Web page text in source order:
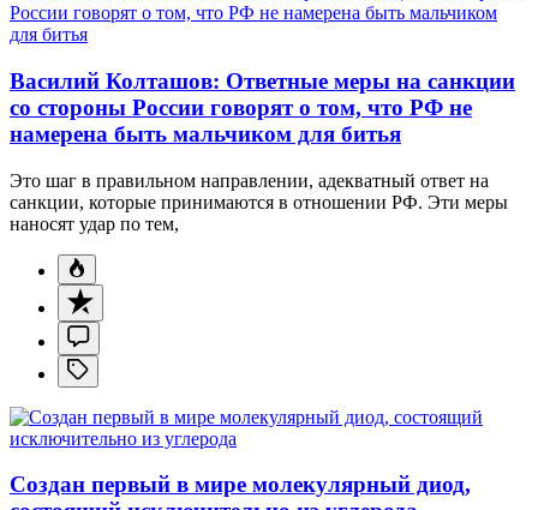
Василий Колташов: Ответные меры на санкции
со стороны России говорят о том, что РФ не
намерена быть мальчиком для битья
Это шаг в правильном направлении, адекватный ответ на
санкции, которые принимаются в отношении РФ. Эти меры
наносят удар по тем,
Создан первый в мире молекулярный диод,